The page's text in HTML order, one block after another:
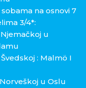
na osnovi 7
3/4*:
u
: Malmö I
u Oslu